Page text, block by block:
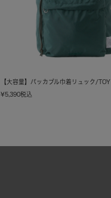
【大容量】パッカブル巾着リュック/TOY
¥5,390税込